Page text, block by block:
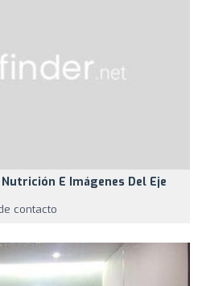
E Imágenes Del Eje
contacto